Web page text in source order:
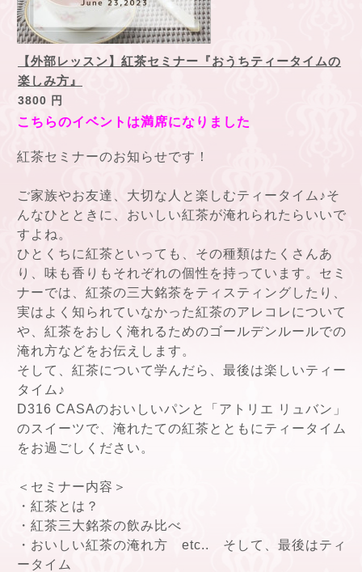
【外部レッスン】紅茶セミナー『おうちティータイムの
楽しみ方』
3800 円
こちらのイベントは満席になりました
紅茶セミナーのお知らせです！
ご家族やお友達、大切な人と楽しむティータイム♪そ
んなひとときに、おいしい紅茶が淹れられたらいいで
すよね。
ひとくちに紅茶といっても、その種類はたくさんあ
り、味も香りもそれぞれの個性を持っています。セミ
ナーでは、紅茶の三大銘茶をティスティングしたり、
実はよく知られていなかった紅茶のアレコレについて
や、紅茶をおしく淹れるためのゴールデンルールでの
淹れ方などをお伝えします。
そして、紅茶について学んだら、最後は楽しいティー
タイム♪
D316 CASAのおいしいパンと「アトリエ リュバン」
のスイーツで、淹れたての紅茶とともにティータイム
をお過ごしください。
＜セミナー内容＞
・紅茶とは？
・紅茶三大銘茶の飲み比べ
・おいしい紅茶の淹れ方 etc.. そして、最後はティ
ータイム